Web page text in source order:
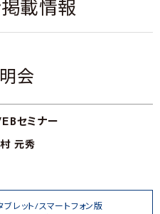
掲載情報
会
セミナー
元秀
ブレット/スマートフォン版